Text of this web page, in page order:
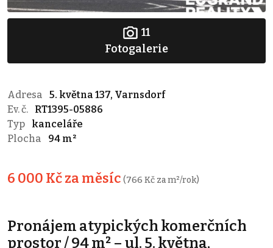
11
Fotogalerie
Adresa
5. května 137, Varnsdorf
Ev. č.
RT1395-05886
Typ
kanceláře
Plocha
94 m²
6 000 Kč za měsíc (766 Kč za m²/rok)
Pronájem atypických komerčních
prostor / 94 m² – ul. 5. května,